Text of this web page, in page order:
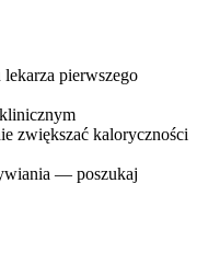
pierwszego
zwiększać kaloryczności
— poszukaj